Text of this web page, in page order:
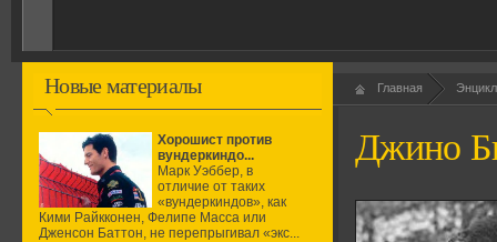
Новые материалы
Хорошист против
вундеркиндо...
Марк Уэббер, в
отличие от таких
«вундеркиндов», как
Кими Райкконен, Фелипе Масса или
Дженсон Баттон, не перепрыгивал «экс...
Главная
Джино